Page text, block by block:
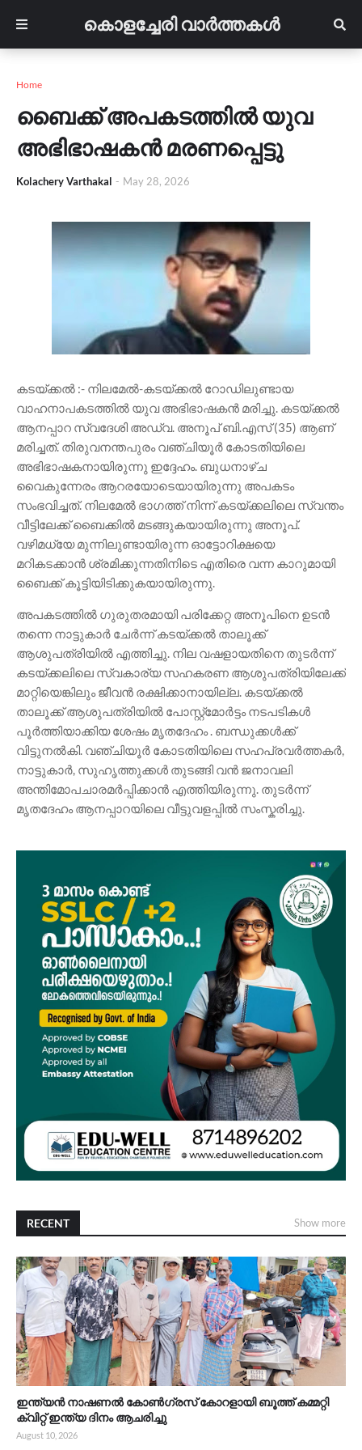
കൊളച്ചേരി വാർത്തകൾ
Home
ബൈക്ക് അപകടത്തിൽ യുവ
അഭിഭാഷകൻ മരണപ്പെട്ടു
Kolachery Varthakal - May 28, 2026
കടയ്ക്കൽ :- നിലമേൽ-കടയ്ക്കൽ റോഡിലുണ്ടായ
വാഹനാപകടത്തിൽ യുവ അഭിഭാഷകൻ മരിച്ചു. കടയ്ക്കൽ
ആനപ്പാറ സ്വദേശി അഡ്വ. അനൂപ് ബി.എസ് (35) ആണ്
മരിച്ചത്. തിരുവനന്തപുരം വഞ്ചിയൂർ കോടതിയിലെ
അഭിഭാഷകനായിരുന്നു ഇദ്ദേഹം. ബുധനാഴ്‌ച
വൈകുന്നേരം ആറരയോടെയായിരുന്നു അപകടം
സംഭവിച്ചത്. നിലമേൽ ഭാഗത്ത് നിന്ന് കടയ്ക്കലിലെ സ്വന്തം
വീട്ടിലേക്ക് ബൈക്കിൽ മടങ്ങുകയായിരുന്നു അനൂപ്.
വഴിമധ്യേ മുന്നിലുണ്ടായിരുന്ന ഓട്ടോറിക്ഷയെ
മറികടക്കാൻ ശ്രമിക്കുന്നതിനിടെ എതിരെ വന്ന കാറുമായി
ബൈക്ക് കൂട്ടിയിടിക്കുകയായിരുന്നു.
അപകടത്തിൽ ഗുരുതരമായി പരിക്കേറ്റ അനൂപിനെ ഉടൻ
തന്നെ നാട്ടുകാർ ചേർന്ന് കടയ്ക്കൽ താലൂക്ക്
ആശുപത്രിയിൽ എത്തിച്ചു. നില വഷളായതിനെ തുടർന്ന്
കടയ്ക്കലിലെ സ്വകാര്യ സഹകരണ ആശുപത്രിയിലേക്ക്
മാറ്റിയെങ്കിലും ജീവൻ രക്ഷിക്കാനായില്ല. കടയ്ക്കൽ
താലൂക്ക് ആശുപത്രിയിൽ പോസ്റ്റ്മോർട്ടം നടപടികൾ
പൂർത്തിയാക്കിയ ശേഷം മൃതദേഹം . ബന്ധുക്കൾക്ക്
വിട്ടുനൽകി. വഞ്ചിയൂർ കോടതിയിലെ സഹപ്രവർത്തകർ,
നാട്ടുകാർ, സുഹൃത്തുക്കൾ തുടങ്ങി വൻ ജനാവലി
അന്തിമോപചാരമർപ്പിക്കാൻ എത്തിയിരുന്നു. തുടർന്ന്
മൃതദേഹം ആനപ്പാറയിലെ വീട്ടുവളപ്പിൽ സംസ്കരിച്ചു.
RECENT Show more
ഇന്ത്യൻ നാഷണൽ കോൺഗ്രസ് കോറളായി ബൂത്ത് കമ്മറ്റി
ക്വിറ്റ് ഇന്ത്യ ദിനം ആചരിച്ചു
August 10, 2026